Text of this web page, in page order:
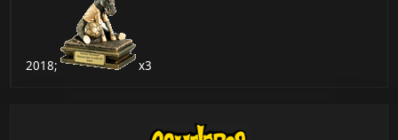
2018; x3